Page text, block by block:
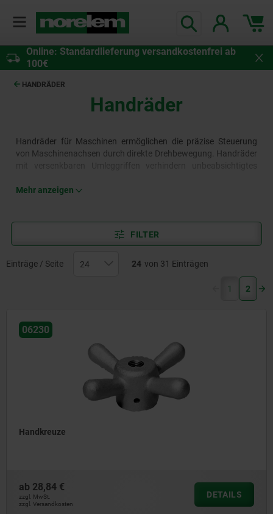
Online: Standardlieferung versandkostenfrei ab
100€
HANDRÄDER
Handräder
Handräder für Maschinen ermöglichen die präzise Steuerung
von Maschinenachsen durch direkte Drehbewegung. Handräder
und Zylindergriffen bieten schnelles Kurbeln und minimieren
Werkzeugmaschinen fördern.
Mehr anzeigen
FILTER
Einträge / Seite 24 von 31 Einträgen
1 (current)
2
06230
Handkreuze
ab 28,84 €
zzgl. MwSt.
zzgl. Versandkosten
DETAILS